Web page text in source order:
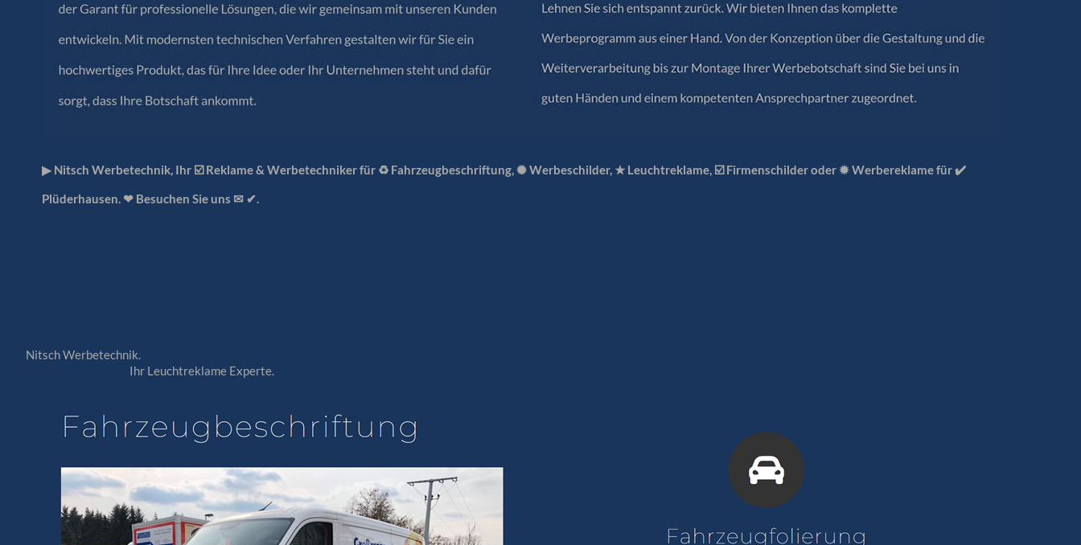
▶︎ Nitsch Werbetechnik, Ihr ☑️ Reklame & Werbetechniker für ♻ Fahrzeugbeschriftung, ✺ Werbeschilder, ★ Leuchtreklame, ☑️ Firmenschilder oder ✹ Werbereklame für ✔️
Plüderhausen. ❤ Besuchen Sie uns ✉ ✔.
Nitsch Werbetechnik.
Ihr Leuchtreklame Experte.